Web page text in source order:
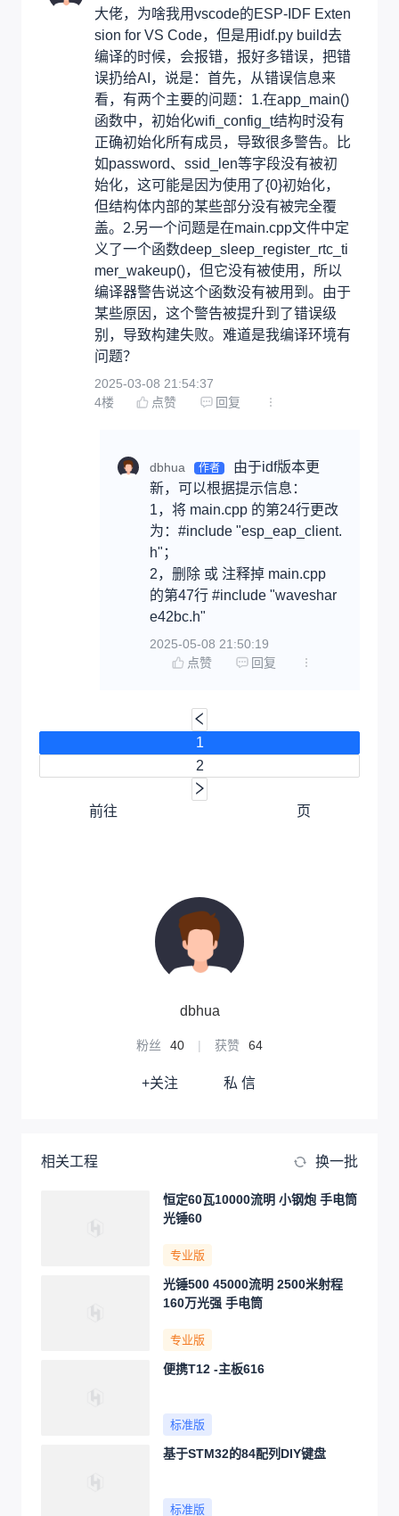
大佬，为啥我用vscode的ESP-IDF Exten
sion for VS Code，但是用idf.py build去
编译的时候，会报错，报好多错误，把错
误扔给AI，说是：首先，从错误信息来
看，有两个主要的问题：1.在app_main()
函数中，初始化wifi_config_t结构时没有
正确初始化所有成员，导致很多警告。比
如password、ssid_len等字段没有被初
始化，这可能是因为使用了{0}初始化，
但结构体内部的某些部分没有被完全覆
盖。2.另一个问题是在main.cpp文件中定
义了一个函数deep_sleep_register_rtc_ti
mer_wakeup()，但它没有被使用，所以
编译器警告说这个函数没有被用到。由于
某些原因，这个警告被提升到了错误级
别，导致构建失败。难道是我编译环境有
问题？
2025-03-08 21:54:37
4楼 点赞 回复
dbhua 作者
由于idf版本更
新，可以根据提示信息：
1，将 main.cpp 的第24行更改
为：#include "esp_eap_client.
h"；
2，删除 或 注释掉 main.cpp
的第47行 #include "waveshar
e42bc.h"
2025-05-08 21:50:19
点赞
回复
1
2
前往 页
dbhua
粉丝 40 | 获赞 64
+关注 私 信
相关工程 换一批
恒定60瓦10000流明 小钢炮 手电筒
光锤60
专业版
光锤500 45000流明 2500米射程
160万光强 手电筒
专业版
便携T12 -主板616
标准版
基于STM32的84配列DIY键盘
标准版